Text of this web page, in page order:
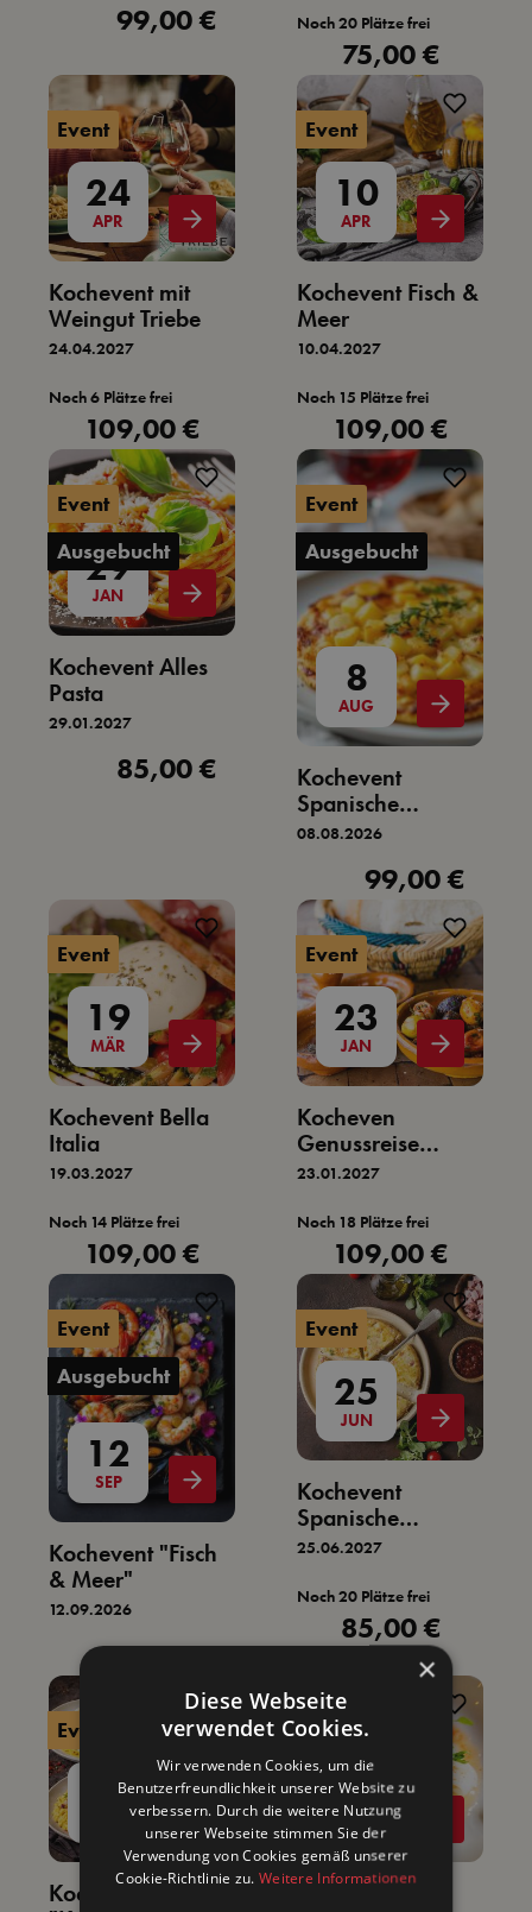
Regulärer Preis:
99,00 € Noch 20 Plätze frei
Regulärer Preis:
75,00 €
Event
24
APR
Kochevent mit
Weingut Triebe
24.04.2027
Noch 6 Plätze frei
Regulärer Preis:
109,00 €
Event
10
APR
Kochevent Fisch &
Meer
10.04.2027
Noch 15 Plätze frei
Regulärer Preis:
109,00 €
Event
Ausgebucht
29
JAN
Kochevent Alles
Pasta
29.01.2027
Regulärer Preis:
85,00 €
Event
Ausgebucht
8
AUG
Kochevent
Spanische
Landküche
08.08.2026
Regulärer Preis:
99,00 €
Event
19
MÄR
Kochevent Bella
Italia
19.03.2027
Noch 14 Plätze frei
Regulärer Preis:
109,00 €
Event
23
JAN
Kocheven
Genussreise
Gewürzküche
23.01.2027
Noch 18 Plätze frei
Regulärer Preis:
109,00 €
Event
Ausgebucht
12
SEP
Kochevent "Fisch
& Meer"
12.09.2026
99,00 €
Event
25
JUN
Kochevent
Spanische
Landküche
25.06.2027
Noch 20 Plätze frei
Regulärer Preis:
85,00 €
Event
26
Kochevent
Event
5
JUN
Kochevent
×
Diese Webseite
verwendet Cookies.
Wir verwenden Cookies, um die
Benutzerfreundlichkeit unserer Website zu
verbessern. Durch die weitere Nutzung
unserer Webseite stimmen Sie der
Verwendung von Cookies gemäß unserer
Cookie-Richtlinie zu.Weitere Informationen